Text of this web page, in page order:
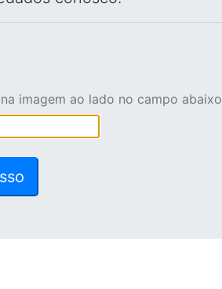
imagem ao lado no campo abaixo